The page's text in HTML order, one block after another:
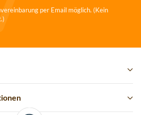
per Email möglich. (Kein